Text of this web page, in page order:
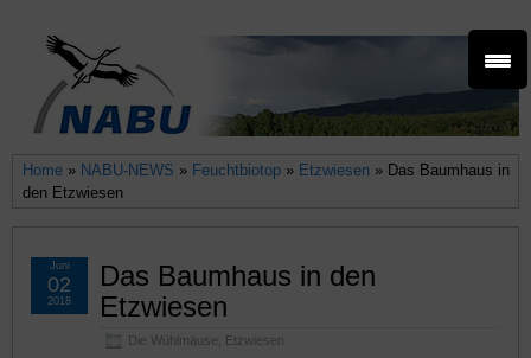
Home » NABU-NEWS » Feuchtbiotop » Etzwiesen » Das Baumhaus in
den Etzwiesen
Das Baumhaus in den
Etzwiesen
Die Wühlmäuse Etzwiesen
Juni
02
2018